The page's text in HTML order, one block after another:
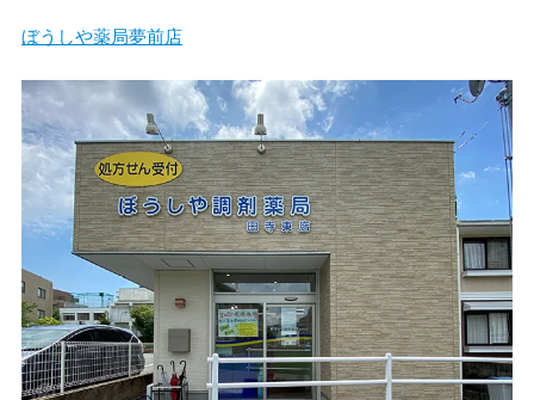
ぼうしや薬局夢前店